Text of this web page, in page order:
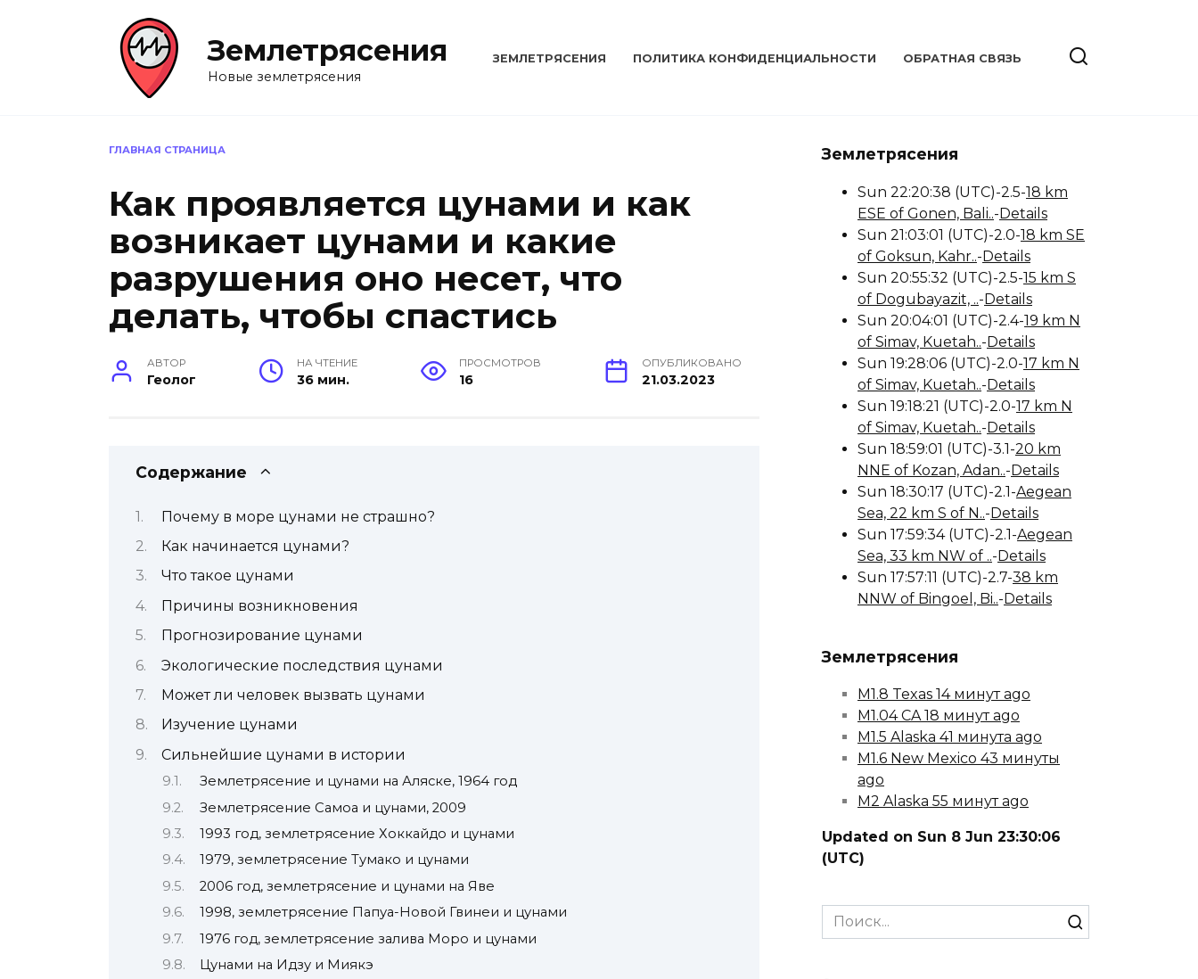
Землетрясения
Новые землетрясения
ЗЕМЛЕТРЯСЕНИЯ ПОЛИТИКА КОНФИДЕНЦИАЛЬНОСТИ ОБРАТНАЯ СВЯЗЬ
ГЛАВНАЯ СТРАНИЦА
Как проявляется цунами и как
возникает цунами и какие
разрушения оно несет, что
делать, чтобы спастись
АВТОР
Геолог
НА ЧТЕНИЕ
36 мин.
ПРОСМОТРОВ
16
ОПУБЛИКОВАНО
21.03.2023
Содержание
Почему в море цунами не страшно?
Как начинается цунами?
Что такое цунами
Причины возникновения
Прогнозирование цунами
Экологические последствия цунами
Может ли человек вызвать цунами
Изучение цунами
Сильнейшие цунами в истории
Землетрясение и цунами на Аляске, 1964 год
Землетрясение Самоа и цунами, 2009
1993 год, землетрясение Хоккайдо и цунами
1979, землетрясение Тумако и цунами
2006 год, землетрясение и цунами на Яве
1998, землетрясение Папуа-Новой Гвинеи и цунами
1976 год, землетрясение залива Моро и цунами
Цунами на Идзу и Миякэ
Землетрясения
Sun 22:20:38 (UTC)-2.5-18 km
ESE of Gonen, Bali..-Details
Sun 21:03:01 (UTC)-2.0-18 km SE
of Goksun, Kahr..-Details
Sun 20:55:32 (UTC)-2.5-15 km S
of Dogubayazit, ..-Details
Sun 20:04:01 (UTC)-2.4-19 km N
of Simav, Kuetah..-Details
Sun 19:28:06 (UTC)-2.0-17 km N
of Simav, Kuetah..-Details
Sun 19:18:21 (UTC)-2.0-17 km N
of Simav, Kuetah..-Details
Sun 18:59:01 (UTC)-3.1-20 km
NNE of Kozan, Adan..-Details
Sun 18:30:17 (UTC)-2.1-Aegean
Sea, 22 km S of N..-Details
Sun 17:59:34 (UTC)-2.1-Aegean
Sea, 33 km NW of ..-Details
Sun 17:57:11 (UTC)-2.7-38 km
NNW of Bingoel, Bi..-Details
Землетрясения
M1.8 Texas 14 минут ago
M1.04 CA 18 минут ago
M1.5 Alaska 41 минута ago
M1.6 New Mexico 43 минуты
ago
M2 Alaska 55 минут ago
Updated on Sun 8 Jun 23:30:06
(UTC)
Search
for: